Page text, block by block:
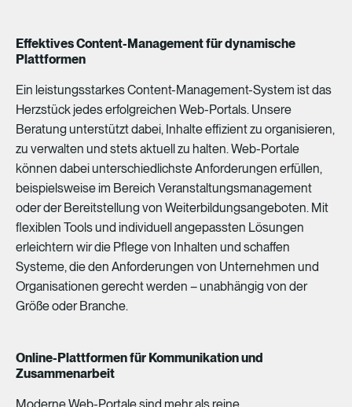
Effektives Content-Management für dynamische
Plattformen
Ein leistungsstarkesContent-Management-System istdas
Herzstückjedeserfolgreichen Web-Portals. Unsere
Beratung unterstütztdabei, Inhalteeffizientzu organisieren,
zu verwalten und stetsaktuellzu halten. Web-Portale
können dabeiunterschiedlichsteAnforderungen erfüllen,
beispielsweiseim Bereich Veranstaltungsmanagement
oderder Bereitstellung von Weiterbildungsangeboten. Mit
flexiblen Toolsund individuellangepassten Lösungen
erleichtern wirdie Pflegevon Inhalten und schaffen
Systeme, dieden Anforderungen von Unternehmen und
Organisationen gerechtwerden –unabhängig von der
Größeoder Branche.
Online-Plattformen für Kommunikation und
Zusammenarbeit
ModerneWeb-Portalesind mehrals reine